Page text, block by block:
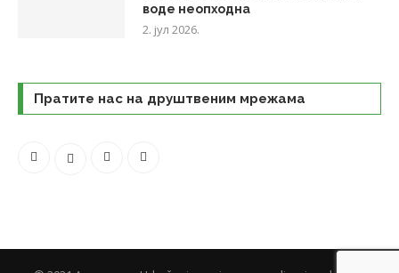
воде неопходна
2. јул 2026.
Пратите нас на друштвеним мрежама